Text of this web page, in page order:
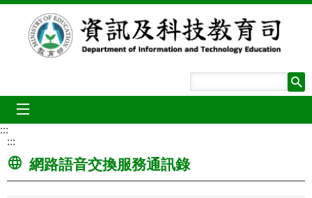
跳到主要內容區塊
:::
:::
網路語音交換服務通訊錄